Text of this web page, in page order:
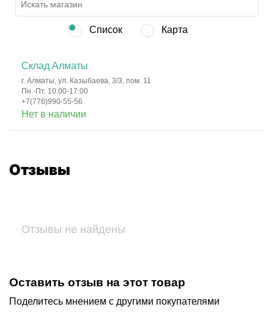
Список Карта
Склад Алматы
г. Алматы, ул. Казыбаева, 3/3, пом. 11
Пн.-Пт. 10:00-17:00
+7(776)990-55-56
Нет в наличии
Отзывы
Отзывы не найдены
Оставить отзыв на этот товар
Поделитесь мнением с другими покупателями